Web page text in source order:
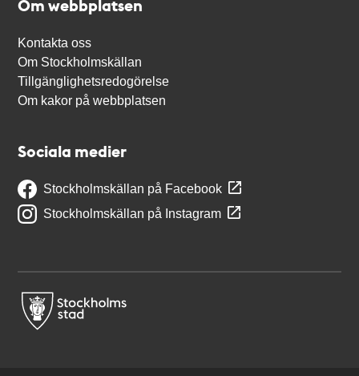
Om webbplatsen
Kontakta oss
Om Stockholmskällan
Tillgänglighetsredogörelse
Om kakor på webbplatsen
Sociala medier
Stockholmskällan på Facebook
Stockholmskällan på Instagram